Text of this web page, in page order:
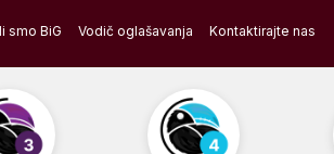
smo BiG Vodič oglašavanja Kontaktirajte nas